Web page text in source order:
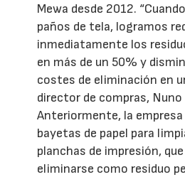
Mewa desde 2012.
paños de tela, logramos
inmediatamente los
en más de un 50% y
costes de eliminación en
director de compras, Nuno
Anteriormente, la
bayetas de papel para
planchas de impresión,
eliminarse como residuo